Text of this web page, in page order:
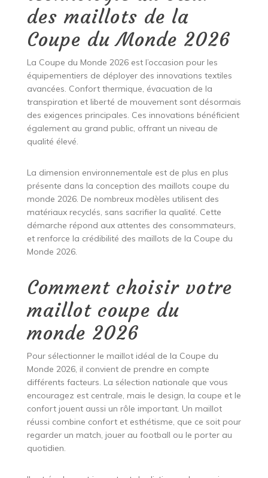
des maillots de la
Coupe du Monde 2026
La Coupe du Monde 2026 est l’occasion pour les
équipementiers de déployer des innovations textiles
avancées. Confort thermique, évacuation de la
transpiration et liberté de mouvement sont désormais
des exigences principales. Ces innovations bénéficient
également au grand public, offrant un niveau de
qualité élevé.
La dimension environnementale est de plus en plus
présente dans la conception des maillots coupe du
monde 2026. De nombreux modèles utilisent des
matériaux recyclés, sans sacrifier la qualité. Cette
démarche répond aux attentes des consommateurs,
et renforce la crédibilité des maillots de la Coupe du
Monde 2026.
Comment choisir votre
maillot coupe du
monde 2026
Pour sélectionner le maillot idéal de la Coupe du
Monde 2026, il convient de prendre en compte
différents facteurs. La sélection nationale que vous
encouragez est centrale, mais le design, la coupe et le
confort jouent aussi un rôle important. Un maillot
réussi combine confort et esthétisme, que ce soit pour
regarder un match, jouer au football ou le porter au
quotidien.